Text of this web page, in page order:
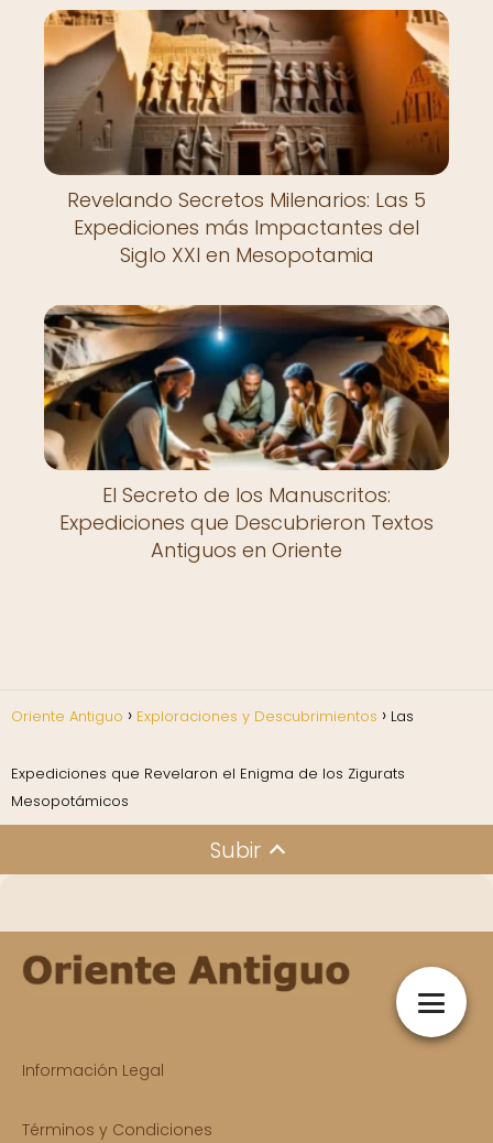
Revelando Secretos Milenarios: Las 5
Expediciones más Impactantes del
Siglo XXI en Mesopotamia
El Secreto de los Manuscritos:
Expediciones que Descubrieron Textos
Antiguos en Oriente
Oriente Antiguo Exploraciones y Descubrimientos Las
Expediciones que Revelaron el Enigma de los Zigurats
Mesopotámicos
Subir
Información Legal
Términos y Condiciones